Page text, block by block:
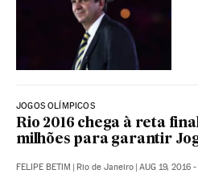
JOGOS OLÍMPICOS
Rio 2016 chega à reta
milhões para garantir
FELIPE BETIM | Rio de Janeiro | AUG 19, 2016